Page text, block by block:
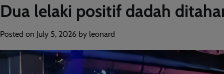
Dua lelaki positif dadah
Posted on July 5, 2026 by leonard